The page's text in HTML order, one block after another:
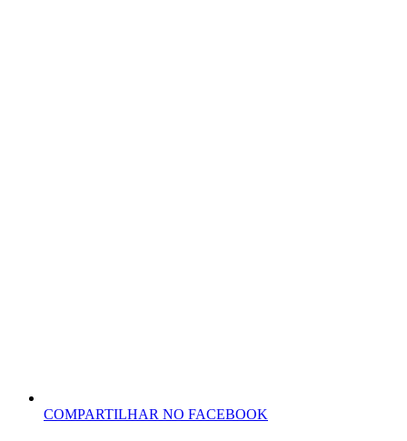
COMPARTILHAR NO FACEBOOK